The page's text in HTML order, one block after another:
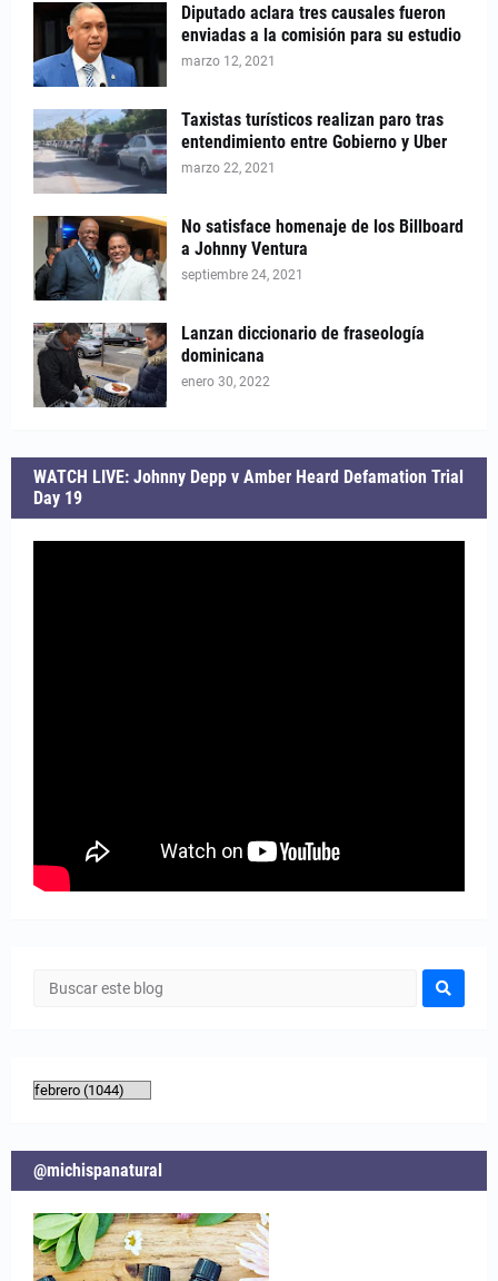
Diputado aclara tres causales fueron
enviadas a la comisión para su estudio
marzo 12, 2021
Taxistas turísticos realizan paro tras
entendimiento entre Gobierno y Uber
marzo 22, 2021
No satisface homenaje de los Billboard
a Johnny Ventura
septiembre 24, 2021
Lanzan diccionario de fraseología
dominicana
enero 30, 2022
WATCH LIVE: Johnny Depp v Amber Heard Defamation Trial
Day 19
@michispanatural